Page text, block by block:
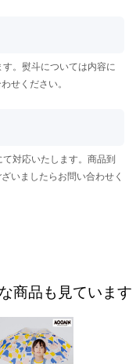
。熨斗については内容に
せください。
対応いたします。商品到
いましたらお問い合わせく
商品も見ています